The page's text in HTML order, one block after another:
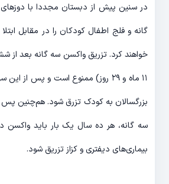
در سنین پیش از دبستان مجددا با
گانه و فلج اطفال کودکان را در مقابل
۱۱ ماه و ۲۹ روز) ممنوع است و پس از
بزرگسالان به کودک تزرق شود. هم‌چنین
سه گانه، هر ده سال یک بار باید واکسن
بیماری‌های دیفتری و کزاز تزریق شود.